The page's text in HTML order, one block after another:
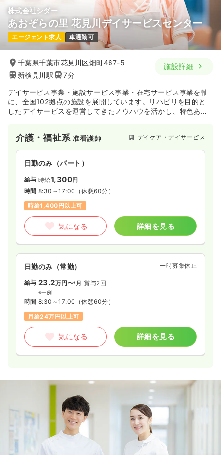
株式会社シダー
あおぞらの里 花見川デイサービスセンター
エージェント求人 車通勤可
千葉県千葉市花見川区畑町467-5
新検見川駅
7分
施設詳細
デイサービス事業・施設サービス事業・在宅サービス事業を軸
に、全国102拠点の施設を展開しています。リハビリを目的と
したデイサービスを運営してきたノウハウを活かし、特色ある
介護・福祉系准看護師 デイケア・デイサービス
日勤のみ（パート）
給与 時給1,300円
時間 8:30～17:00 （休憩60分）
時給1,400円以上可
気になる 詳細を見る
日勤のみ（常勤） 一時募集休止
給与 23.2万円〜/月 賞与2回
※一例
時間 8:30～17:00 （休憩60分）
月給24万円以上可
気になる 詳細を見る